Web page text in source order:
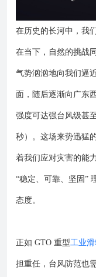
在历史的长河中，我
在当下，自然的挑战
气势汹汹地向我们逼
面，随后逐渐向广东
强度可达强台风级甚
秒）。这场来势迅猛
着我们应对灾害的能
“稳定、可靠、坚固”
态度。
正如 GTO 重型工业
担重任，台风防范也